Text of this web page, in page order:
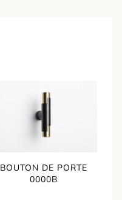
BOUTON DE PORTE
0000B